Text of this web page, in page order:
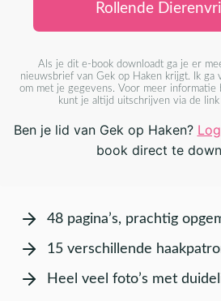
Rollende
Als je dit e-book downloadt ga je er
nieuwsbrief van Gek op Haken krijgt. Ik ga
om met je gegevens. Voor meer informatie
kunt je altijd uitschrijven via de
Ben je lid van Gek op Haken?
book direct te
48 pagina’s, prachtig
15 verschillende
Heel veel foto’s met